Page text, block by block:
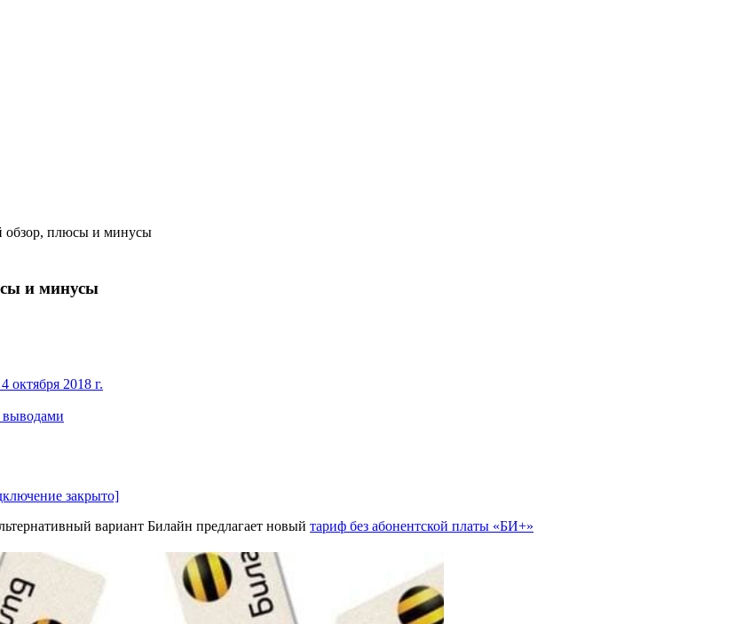
обзор, плюсы и минусы
и минусы
октября 2018 г.
выводами
закрыто]
вариант Билайн предлагает новый тариф без абонентской платы «БИ+»